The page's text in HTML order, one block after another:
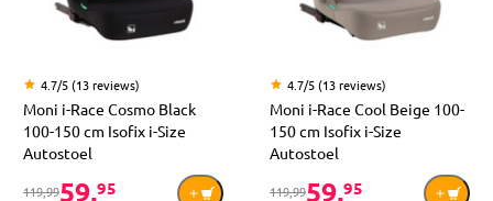
4.7/5 (13 reviews)
Moni i-Race Cosmo Black
100-150 cm Isofix i-Size
Autostoel
119,9959,95
4.7/5 (13 reviews)
Moni i-Race Cool Beige 100-
150 cm Isofix i-Size
Autostoel
119,9959,95